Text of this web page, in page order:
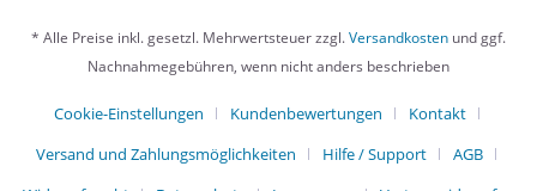
* Alle Preise inkl. gesetzl. Mehrwertsteuer zzgl.Versandkosten und ggf.
Nachnahmegebühren, wenn nicht anders beschrieben
Cookie-Einstellungen Kundenbewertungen
Kontakt
Versand und Zahlungsmöglichkeiten
Hilfe / Support
AGB